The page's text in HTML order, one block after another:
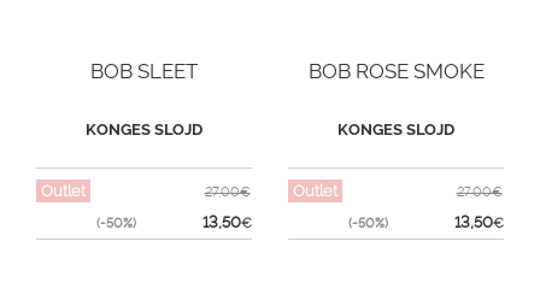
BOB SLEET
KONGES SLOJD
Outlet
(-50%)
27,00€
13,50€
BOB ROSE SMOKE
KONGES SLOJD
Outlet
(-50%)
27,00€
13,50€